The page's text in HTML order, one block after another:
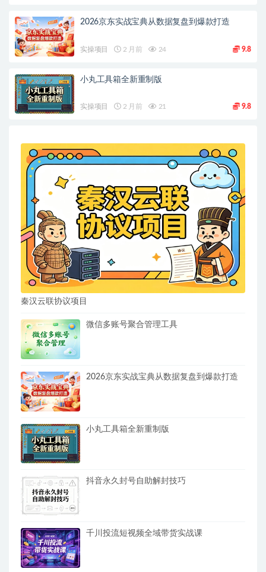
2026京东实战宝典从数据复盘到爆款打造
实操项目 2 月前 24 9.8
小丸工具箱全新重制版
实操项目 2 月前 21 9.8
秦汉云联协议项目
微信多账号聚合管理工具
2026京东实战宝典从数据复盘到爆款打造
小丸工具箱全新重制版
抖音永久封号自助解封技巧
千川投流短视频全域带货实战课